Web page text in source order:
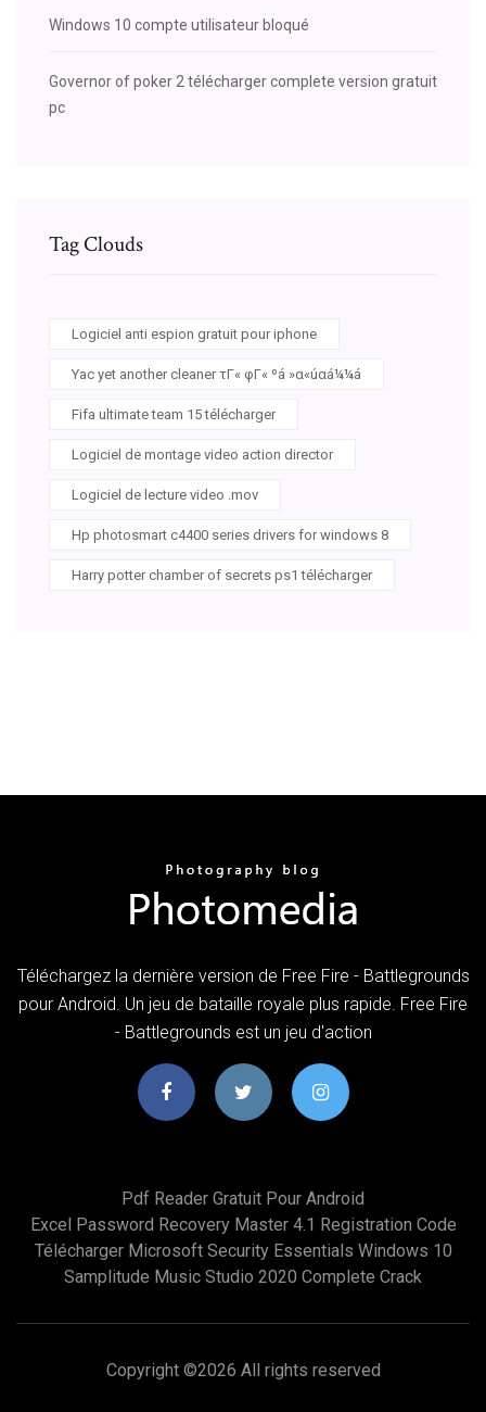
Windows 10 compte utilisateur bloqué
Governor of poker 2 télécharger complete version gratuit
pc
Tag Clouds
Logiciel anti espion gratuit pour iphone
Yac yet another cleaner τΓ« φΓ« ºá »α«úαá¼¼á
Fifa ultimate team 15 télécharger
Logiciel de montage video action director
Logiciel de lecture video .mov
Hp photosmart c4400 series drivers for windows 8
Harry potter chamber of secrets ps1 télécharger
Téléchargez la dernière version de Free Fire - Battlegrounds
pour Android. Un jeu de bataille royale plus rapide. Free Fire
- Battlegrounds est un jeu d'action
Pdf Reader Gratuit Pour Android
Excel Password Recovery Master 4.1 Registration Code
Télécharger Microsoft Security Essentials Windows 10
Samplitude Music Studio 2020 Complete Crack
Copyright ©2026 All rights reserved